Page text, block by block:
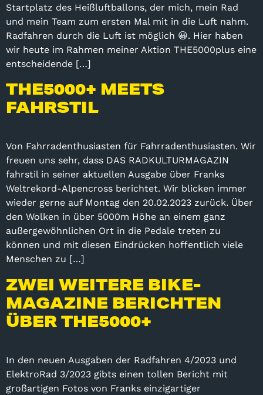
Startplatz des Heißluftballons, der mich, mein Rad
und mein Team zum ersten Mal mit in die Luft nahm.
Radfahren durch die Luft ist möglich 😀. Hier haben
wir heute im Rahmen meiner Aktion THE5000plus eine
entscheidende […]
THE5000+ MEETS
FAHRSTIL
Von Fahrradenthusiasten für Fahrradenthusiasten. Wir
freuen uns sehr, dass DAS RADKULTURMAGAZIN
fahrstil in seiner aktuellen Ausgabe über Franks
Weltrekord-Alpencross berichtet. Wir blicken immer
wieder gerne auf Montag den 20.02.2023 zurück. Über
den Wolken in über 5000m Höhe an einem ganz
außergewöhnlichen Ort in die Pedale treten zu
können und mit diesen Eindrücken hoffentlich viele
Menschen zu […]
ZWEI WEITERE BIKE-
MAGAZINE BERICHTEN
ÜBER THE5000+
In den neuen Ausgaben der Radfahren 4/2023 und
ElektroRad 3/2023 gibts einen tollen Bericht mit
großartigen Fotos von Franks einzigartiger